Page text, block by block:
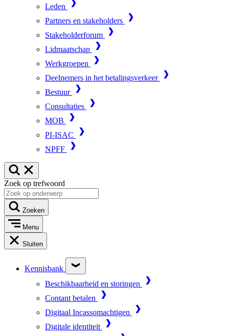
Leden
Partners en stakeholders
Stakeholderforum
Lidmaatschap
Werkgroepen
Deelnemers in het betalingsverkeer
Bestuur
Consultaties
MOB
PI-ISAC
NPFF
Zoek op trefwoord
Zoeken
Menu
Sluiten
Kennisbank
Beschikbaarheid en storingen
Contant betalen
Digitaal Incassomachtigen
Digitale identiteit